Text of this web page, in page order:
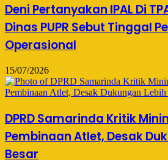
Deni Pertanyakan IPAL Di
Dinas PUPR Sebut Tinggal
Operasional
15/07/2026
DPRD Samarinda Kritik
Pembinaan Atlet, Desak
Besar